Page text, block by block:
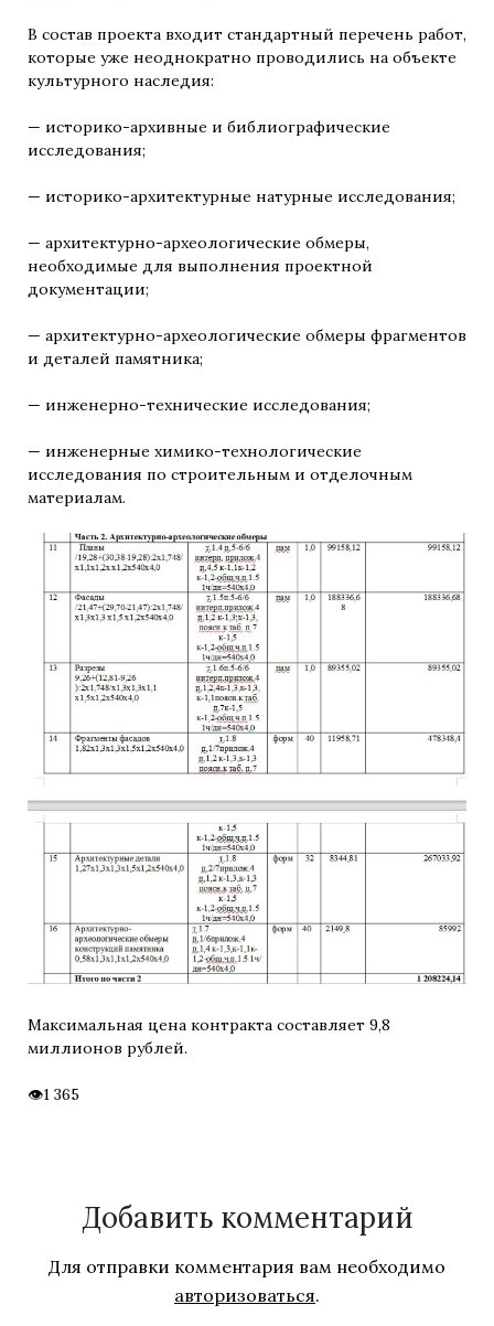
В состав проекта входит стандартный перечень работ,
которые уже неоднократно проводились на объекте
культурного наследия:
— историко-архивные и библиографические
исследования;
— историко-архитектурные натурные исследования;
— архитектурно-археологические обмеры,
необходимые для выполнения проектной
документации;
— архитектурно-археологические обмеры фрагментов
и деталей памятника;
— инженерно-технические исследования;
— инженерные химико-технологические
исследования по строительным и отделочным
материалам.
Максимальная цена контракта составляет 9,8
миллионов рублей.
1 365
Добавить комментарий
Для отправки комментария вам необходимо
авторизоваться.